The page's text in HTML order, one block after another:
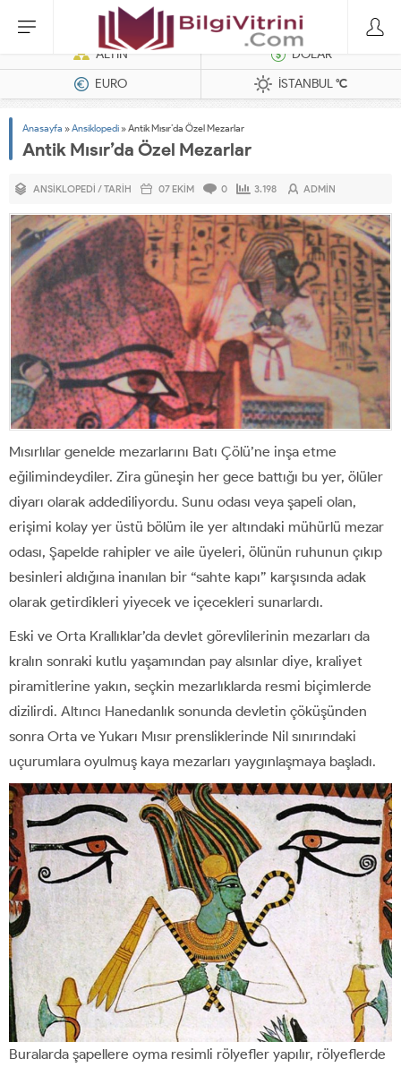
Dizel Jeneratörler
ALTIN
DOLAR
EURO
İSTANBUL°C
Anasayfa »Ansiklopedi »Antik Mısır’da Özel Mezarlar
Antik Mısır’da Özel Mezarlar
ANSIKLOPEDI /TARIH 07 EKIM 0 3.198 ADMIN
Mısırlılar genelde mezarlarını Batı Çölü’ne inşa etme
eğilimindeydiler. Zira güneşin her gece battığı bu yer, ölüler
diyarı olarak addediliyordu. Sunu odası veya şapeli olan,
erişimi kolay yer üstü bölüm ile yer altındaki mühürlü mezar
odası, Şapelde rahipler ve aile üyeleri, ölünün ruhunun çıkıp
besinleri aldığına inanılan bir “sahte kapı” karşısında adak
olarak getirdikleri yiyecek ve içecekleri sunarlardı.
Eski ve Orta Krallıklar’da devlet görevlilerinin mezarları da
kralın sonraki kutlu yaşamından pay alsınlar diye, kraliyet
piramitlerine yakın, seçkin mezarlıklarda resmi biçimlerde
dizilirdi. Altıncı Hanedanlık sonunda devletin çöküşünden
sonra Orta ve Yukarı Mısır prensliklerinde Nil sınırındaki
uçurumlara oyulmuş kaya mezarları yaygınlaşmaya başladı.
Buralarda şapellere oyma resimli rölyefler yapılır, rölyeflerde